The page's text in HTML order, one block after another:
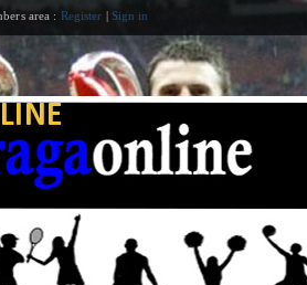
area : Register | Sign in